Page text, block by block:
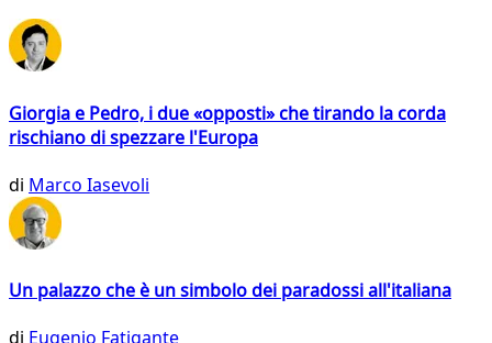
Giorgia e Pedro, i due «opposti» che tirando la corda
rischiano di spezzare l'Europa
di Marco Iasevoli
Un palazzo che è un simbolo dei paradossi all'italiana
di Eugenio Fatigante